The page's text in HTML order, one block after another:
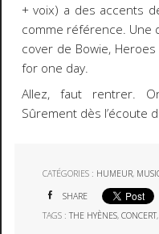
+ voix) a des accents
comme référence. Une
cover de Bowie,
for one day.
Allez, faut rentrer.
Sûrement dès l’écoute
CATÉGORIES : HUMEUR,
SHARE
TAGS :THE HYÈNES,CONCERT,